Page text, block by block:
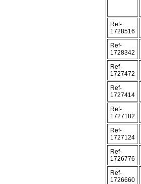
Ref-
1728516
Ref-
1728342
Ref-
1727472
Ref-
1727414
Ref-
1727182
Ref-
1727124
Ref-
1726776
Ref-
1726660